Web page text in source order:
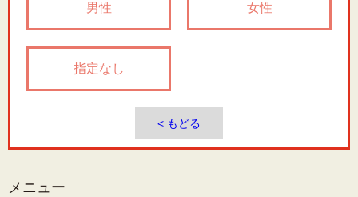
男性 女性
指定なし
< もどる
メニュー